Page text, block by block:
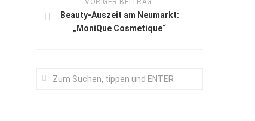
VORIGER BEITRAG:
Beauty-Auszeit am Neumarkt:
„MoniQue Cosmetique“